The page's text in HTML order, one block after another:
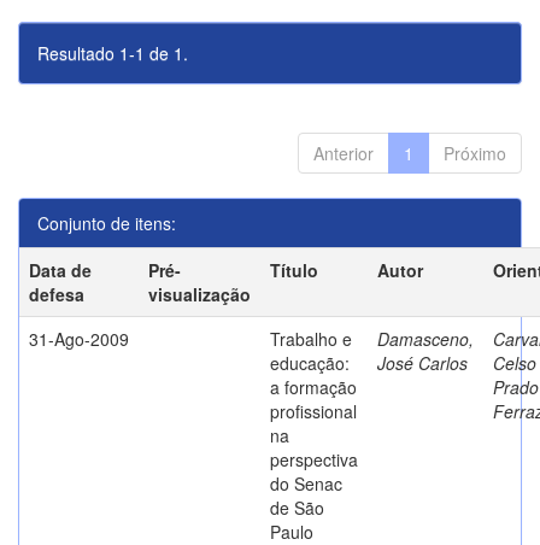
Resultado 1-1 de 1.
Anterior 1 Próximo
Conjunto de itens:
Data de
defesa
Pré-
visualização
Título Autor
31-Ago-2009
Trabalho e
educação:
a formação
profissional
na
perspectiva
do Senac
de São
Paulo
Damasceno,
José Carlos
Prado